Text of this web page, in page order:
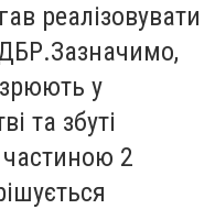
реалізовувати
у
та збуті
частиною 2